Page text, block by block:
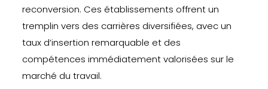
reconversion. Ces établissements offrent un
tremplin vers des carrières diversifiées, avec un
taux d’insertion remarquable et des
compétences immédiatement valorisées sur le
marché du travail.